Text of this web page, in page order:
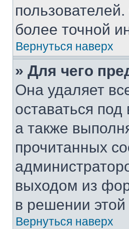
более точной
Вернуться наверх
» Для чего
Она удаляет
оставаться
а также
прочитанных
выходом из
в решении
Вернуться наверх